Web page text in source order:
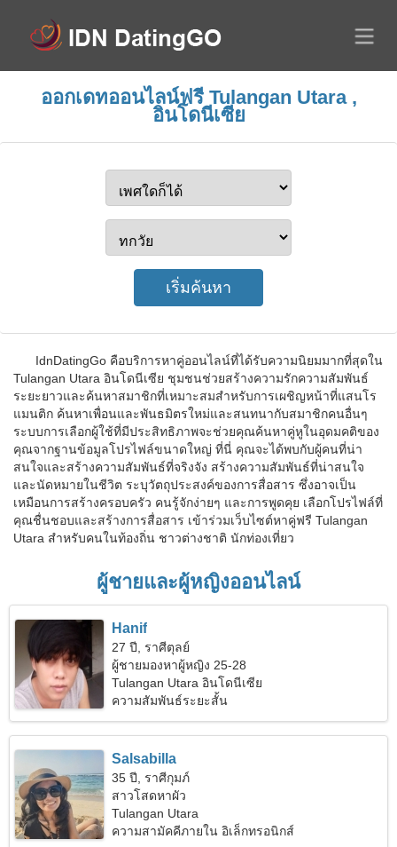
ออกเดทออนไลน์ฟรี Tulangan Utara ,
อินโดนีเซีย
IdnDatingGo คือบริการหาคู่ออนไลน์ที่ได้รับความนิยมมากที่สุดใน
Tulangan Utara อินโดนีเซีย ชุมชนช่วยสร้างความรักความสัมพันธ์
ระยะยาวและค้นหาสมาชิกที่เหมาะสมสำหรับการเผชิญหน้าที่แสนโร
แมนติก ค้นหาเพื่อนและพันธมิตรใหม่และสนทนากับสมาชิกคนอื่นๆ
ระบบการเลือกผู้ใช้ที่มีประสิทธิภาพจะช่วยคุณค้นหาคู่หูในอุดมคติของ
คุณจากฐานข้อมูลโปรไฟล์ขนาดใหญ่ ที่นี่ คุณจะได้พบกับผู้คนที่น่า
สนใจและสร้างความสัมพันธ์ที่จริงจัง สร้างความสัมพันธ์ที่น่าสนใจ
และนัดหมายในชีวิต ระบุวัตถุประสงค์ของการสื่อสาร ซึ่งอาจเป็น
เหมือนการสร้างครอบครัว คนรู้จักง่ายๆ และการพูดคุย เลือกโปรไฟล์ที่
คุณชื่นชอบและสร้างการสื่อสาร เข้าร่วมเว็บไซต์หาคู่ฟรี Tulangan
Utara สำหรับคนในท้องถิ่น ชาวต่างชาติ นักท่องเที่ยว
ผู้ชายและผู้หญิงออนไลน์
Hanif
27 ปี, ราศีตุลย์
ผู้ชายมองหาผู้หญิง 25-28
Tulangan Utara อินโดนีเซีย
ความสัมพันธ์ระยะสั้น
Salsabilla
35 ปี, ราศีกุมภ์
สาวโสดหาผัว
Tulangan Utara
ความสามัคคีภายใน อิเล็กทรอนิกส์